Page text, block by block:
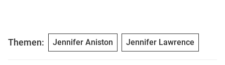
Themen: Jennifer Aniston Jennifer Lawrence